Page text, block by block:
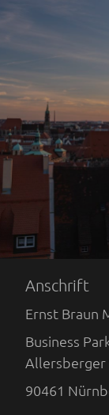
Anschrift
Ernst Braun
Business
Allersberger
90461